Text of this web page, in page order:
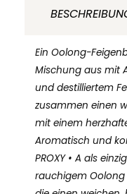
Menge
Ein Oolong-
Mischung aus mit
und destilliertem
zusammen einen
mit einem
Aromatisch und
PROXY • A als
rauchigem Oolong